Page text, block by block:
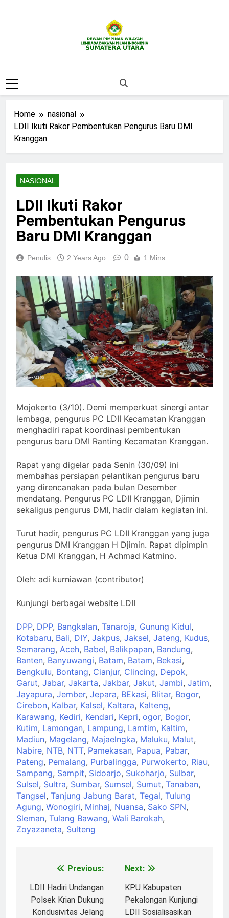
DPW LDII
Sumatera Utara
Home
nasional
LDII Ikuti Rakor Pembentukan Pengurus Baru DMI
Kranggan
NASIONAL
LDII Ikuti Rakor
Pembentukan Pengurus
Baru DMI Kranggan
Penulis 2 Years Ago 0 1 Mins
Mojokerto (3/10). Demi memperkuat sinergi antar
lembaga, pengurus PC LDII Kecamatan Kranggan
menghadiri rapat koordinasi pembentukan
pengurus baru DMI Ranting Kecamatan Kranggan.
Rapat yang digelar pada Senin (30/09) ini
membahas persiapan pelantikan pengurus baru
yang direncanakan pada bulan Desember
mendatang. Pengurus PC LDII Kranggan, Djimin
sekaligus pengurus DMI, hadir dalam kegiatan ini.
Turut hadir, pengurus PC LDII Kranggan yang juga
pengurus DMI Kranggan H Djimin. Rapat dipimpin
Ketua DMI Kranggan, H Achmad Katmino.
Oleh: adi kurniawan (contributor)
Kunjungi berbagai website LDII
DPP, DPP, Bangkalan, Tanaroja, Gunung Kidul,
Kotabaru, Bali, DIY, Jakpus, Jaksel, Jateng, Kudus,
Semarang, Aceh, Babel, Balikpapan, Bandung,
Banten, Banyuwangi, Batam, Batam, Bekasi,
Bengkulu, Bontang, Cianjur, Clincing, Depok,
Garut, Jabar, Jakarta, Jakbar, Jakut, Jambi, Jatim,
Jayapura, Jember, Jepara, BEkasi, Blitar, Bogor,
Cirebon, Kalbar, Kalsel, Kaltara, Kalteng,
Karawang, Kediri, Kendari, Kepri, ogor, Bogor,
Kutim, Lamongan, Lampung, Lamtim, Kaltim,
Madiun, Magelang, Majaelngka, Maluku, Malut,
Nabire, NTB, NTT, Pamekasan, Papua, Pabar,
Pateng, Pemalang, Purbalingga, Purwokerto, Riau,
Sampang, Sampit, Sidoarjo, Sukoharjo, Sulbar,
Sulsel, Sultra, Sumbar, Sumsel, Sumut, Tanaban,
Tangsel, Tanjung Jabung Barat, Tegal, Tulung
Agung, Wonogiri, Minhaj, Nuansa, Sako SPN,
Sleman, Tulang Bawang, Wali Barokah,
Zoyazaneta, Sulteng
navigation
Previous:
LDII Hadiri Undangan
Polsek Krian Dukung
Kondusivitas Jelang
Next:
KPU Kabupaten
Pekalongan Kunjungi
LDII Sosialisasikan